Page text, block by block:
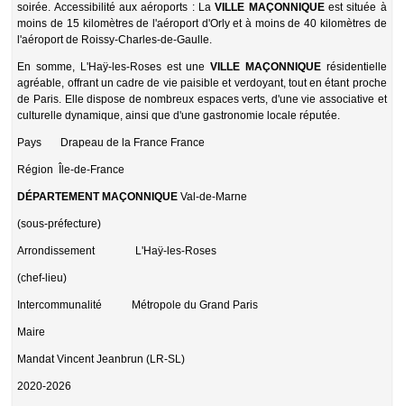
soirée. Accessibilité aux aéroports : La VILLE MAÇONNIQUE est située à
moins de 15 kilomètres de l'aéroport d'Orly et à moins de 40 kilomètres de
l'aéroport de Roissy-Charles-de-Gaulle.
En somme, L'Haÿ-les-Roses est une VILLE MAÇONNIQUE résidentielle
agréable, offrant un cadre de vie paisible et verdoyant, tout en étant proche
de Paris. Elle dispose de nombreux espaces verts, d'une vie associative et
culturelle dynamique, ainsi que d'une gastronomie locale réputée.
Pays Drapeau de la France France
Région Île-de-France
DÉPARTEMENT MAÇONNIQUE Val-de-Marne
(sous-préfecture)
Arrondissement L'Haÿ-les-Roses
(chef-lieu)
Intercommunalité Métropole du Grand Paris
Maire
Mandat Vincent Jeanbrun (LR-SL)
2020-2026